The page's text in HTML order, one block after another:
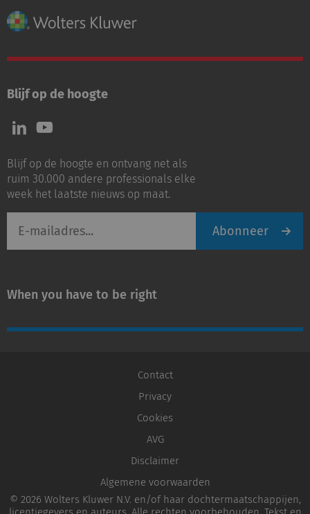
Blijf op de hoogte
Volg
ons
LinkedIn
Volg
ons
Youtube
Blijf op de hoogte en ontvang net als
ruim 30.000 andere professionals elke
week het laatste nieuws op maat.
mailadres
Abonneer
When you have to be right
Contact
Privacy
Cookies
AVG
Disclaimer
Algemene voorwaarden
© 2026 Wolters Kluwer N.V. en/of haar dochtermaatschappijen,